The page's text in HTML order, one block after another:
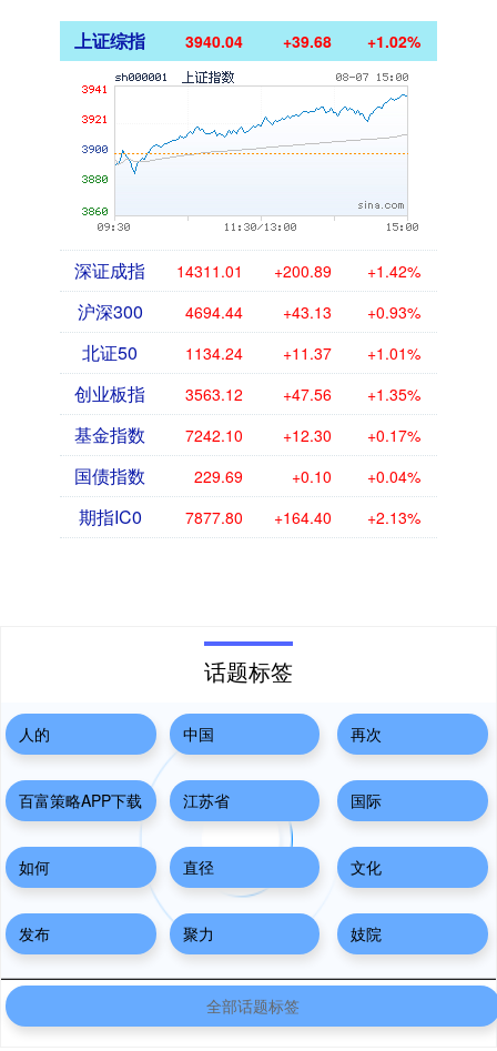
上证综指 3940.04 +39.68 +1.02%
深证成指 14311.01 +200.89 +1.42%
沪深300 4694.44 +43.13 +0.93%
北证50 1134.24 +11.37 +1.01%
创业板指 3563.12 +47.56 +1.35%
基金指数 7242.10 +12.30 +0.17%
国债指数 229.69 +0.10 +0.04%
期指IC0 7877.80 +164.40 +2.13%
话题标签
人的 中国 再次
百富策略APP下载 江苏省 国际
如何 直径 文化
发布 聚力 妓院
全部话题标签